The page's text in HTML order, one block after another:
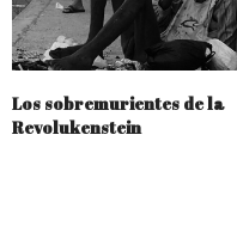
Los sobremurientes de la
Revolukenstein